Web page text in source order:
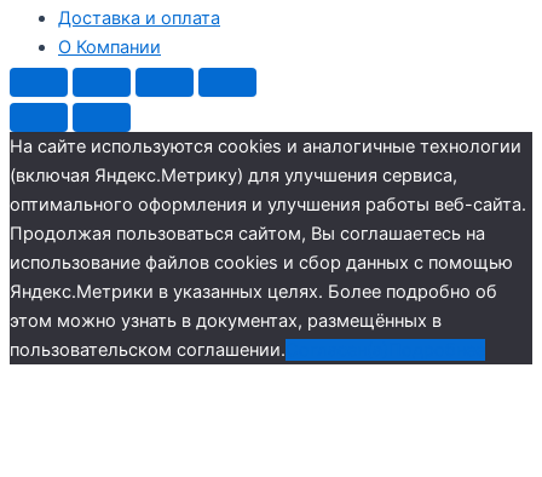
Доставка и оплата
О Компании
На сайте используются cookies и аналогичные технологии
(включая Яндекс.Метрику) для улучшения сервиса,
оптимального оформления и улучшения работы веб-сайта.
Продолжая пользоваться сайтом, Вы соглашаетесь на
использование файлов cookies и сбор данных с помощью
Яндекс.Метрики в указанных целях. Более подробно об
этом можно узнать в документах, размещённых в
пользовательском соглашении.